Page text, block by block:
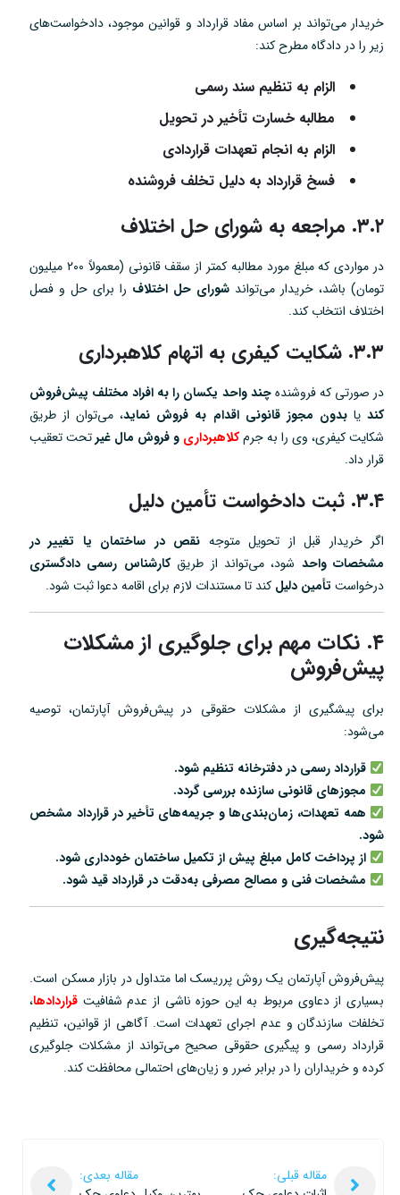
خریدار می‌تواند بر اساس مفاد قرارداد و قوانین موجود، دادخواست‌های
زیر را در دادگاه مطرح کند:
الزام به تنظیم سند رسمی
مطالبه خسارت تأخیر در تحویل
الزام به انجام تعهدات قراردادی
فسخ قرارداد به دلیل تخلف فروشنده
۳.۲. مراجعه به شورای حل اختلاف
در مواردی که مبلغ مورد مطالبه کمتر از سقف قانونی (معمولاً ۲۰۰ میلیون
تومان) باشد، خریدار می‌تواند شورای حل اختلاف را برای حل و فصل
اختلاف انتخاب کند.
۳.۳. شکایت کیفری به اتهام کلاهبرداری
در صورتی که فروشندهچند واحد یکسان را به افراد مختلف پیش‌فروش
کندیابدون مجوز قانونی اقدام به فروش نماید، می‌توان از طریق
شکایت کیفری، وی را به جرمکلاهبرداری و فروش مال غیرتحت تعقیب
قرار داد.
۳.۴. ثبت دادخواست تأمین دلیل
اگر خریدار قبل از تحویل متوجه نقص در ساختمان یا تغییر در
مشخصات واحد شود، می‌تواند از طریقکارشناس رسمی دادگستری
درخواست تأمین دلیل کند تا مستندات لازم برای اقامه دعوا ثبت شود.
۴. نکات مهم برای جلوگیری از مشکلات
پیش‌فروش
برای پیشگیری از مشکلات حقوقی در پیش‌فروش آپارتمان، توصیه
می‌شود:
قرارداد رسمی در دفترخانه تنظیم شود.
مجوزهای قانونی سازنده بررسی گردد.
همه تعهدات، زمان‌بندی‌ها و جریمه‌های تأخیر در قرارداد مشخص
شود.
از پرداخت کامل مبلغ پیش از تکمیل ساختمان خودداری شود.
مشخصات فنی و مصالح مصرفی به‌دقت در قرارداد قید شود.
نتیجه‌گیری
پیش‌فروش آپارتمان یک روش پرریسک اما متداول در بازار مسکن است.
بسیاری از دعاوی مربوط به این حوزه ناشی از عدم شفافیت قراردادها،
تخلفات سازندگان و عدم اجرای تعهدات است. آگاهی از قوانین، تنظیم
قرارداد رسمی و پیگیری حقوقی صحیح می‌تواند از مشکلات جلوگیری
کرده و خریداران را در برابر ضرر و زیان‌های احتمالی محافظت کند.
مقاله قبلی:
مقاله بعدی: